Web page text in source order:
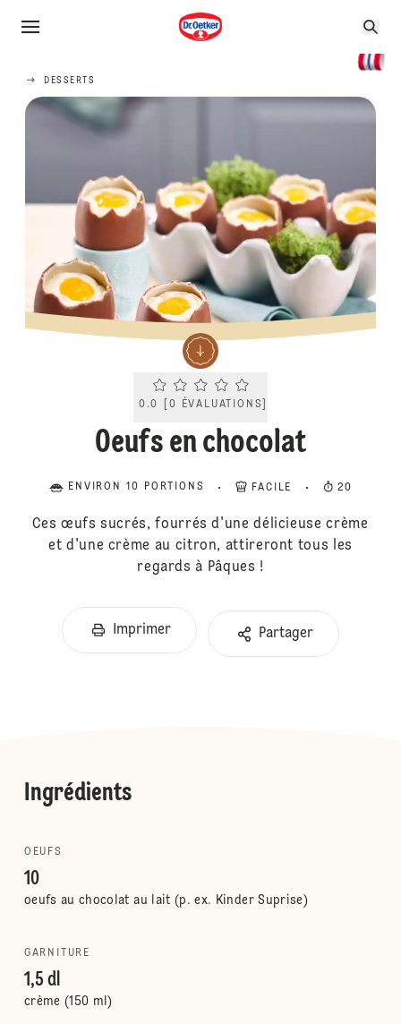
DESSERTS
Current rating 0.0. Click to rate.
0.0 0 ÉVALUATIONS
Oeufs en chocolat
ENVIRON 10 PORTIONS FACILE 20
Ces œufs sucrés, fourrés d'une délicieuse crème
et d'une crème au citron, attireront tous les
regards à Pâques !
Imprimer Partager
Ingrédients
OEUFS
10
oeufs au chocolat au lait (p. ex. Kinder Suprise)
GARNITURE
1,5 dl
crème (150 ml)